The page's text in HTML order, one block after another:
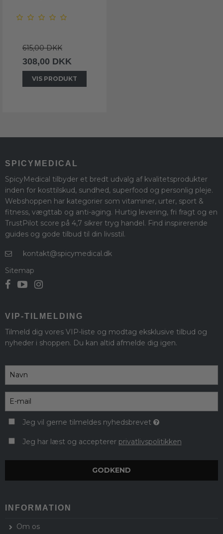
615,00 DKK
308,00 DKK
VIS PRODUKT
SPICYMEDICAL
SpicyMedical tilbyder et bredt udvalg af kvalitetsprodukter
inden for kosttilskud, sundhed, superfood og personlig pleje.
Webshoppen har kategorier som vitaminer, urter, sport &
fitness, vægttab og anti-aging. Hurtig levering, fri fragt og en
TrustPilot score på 4,7 sikrer tryg handel. Find inspirerende
guides og gode tilbud til din livsstil.
kontakt@spicymedical.dk
Sitemap
VIP-TILMELDING
Tilmeld dig vores VIP-liste og modtag eksklusive tilbud og
nyheder i shoppen. Du kan altid afmelde dig igen.
Jeg vil gerne tilmeldes nyhedsbrevet
Jeg har læst og accepterer privatlivspolitikken
GODKEND
INFORMATION
Om os